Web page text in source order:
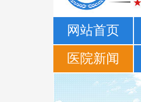
网站首页
医院新闻